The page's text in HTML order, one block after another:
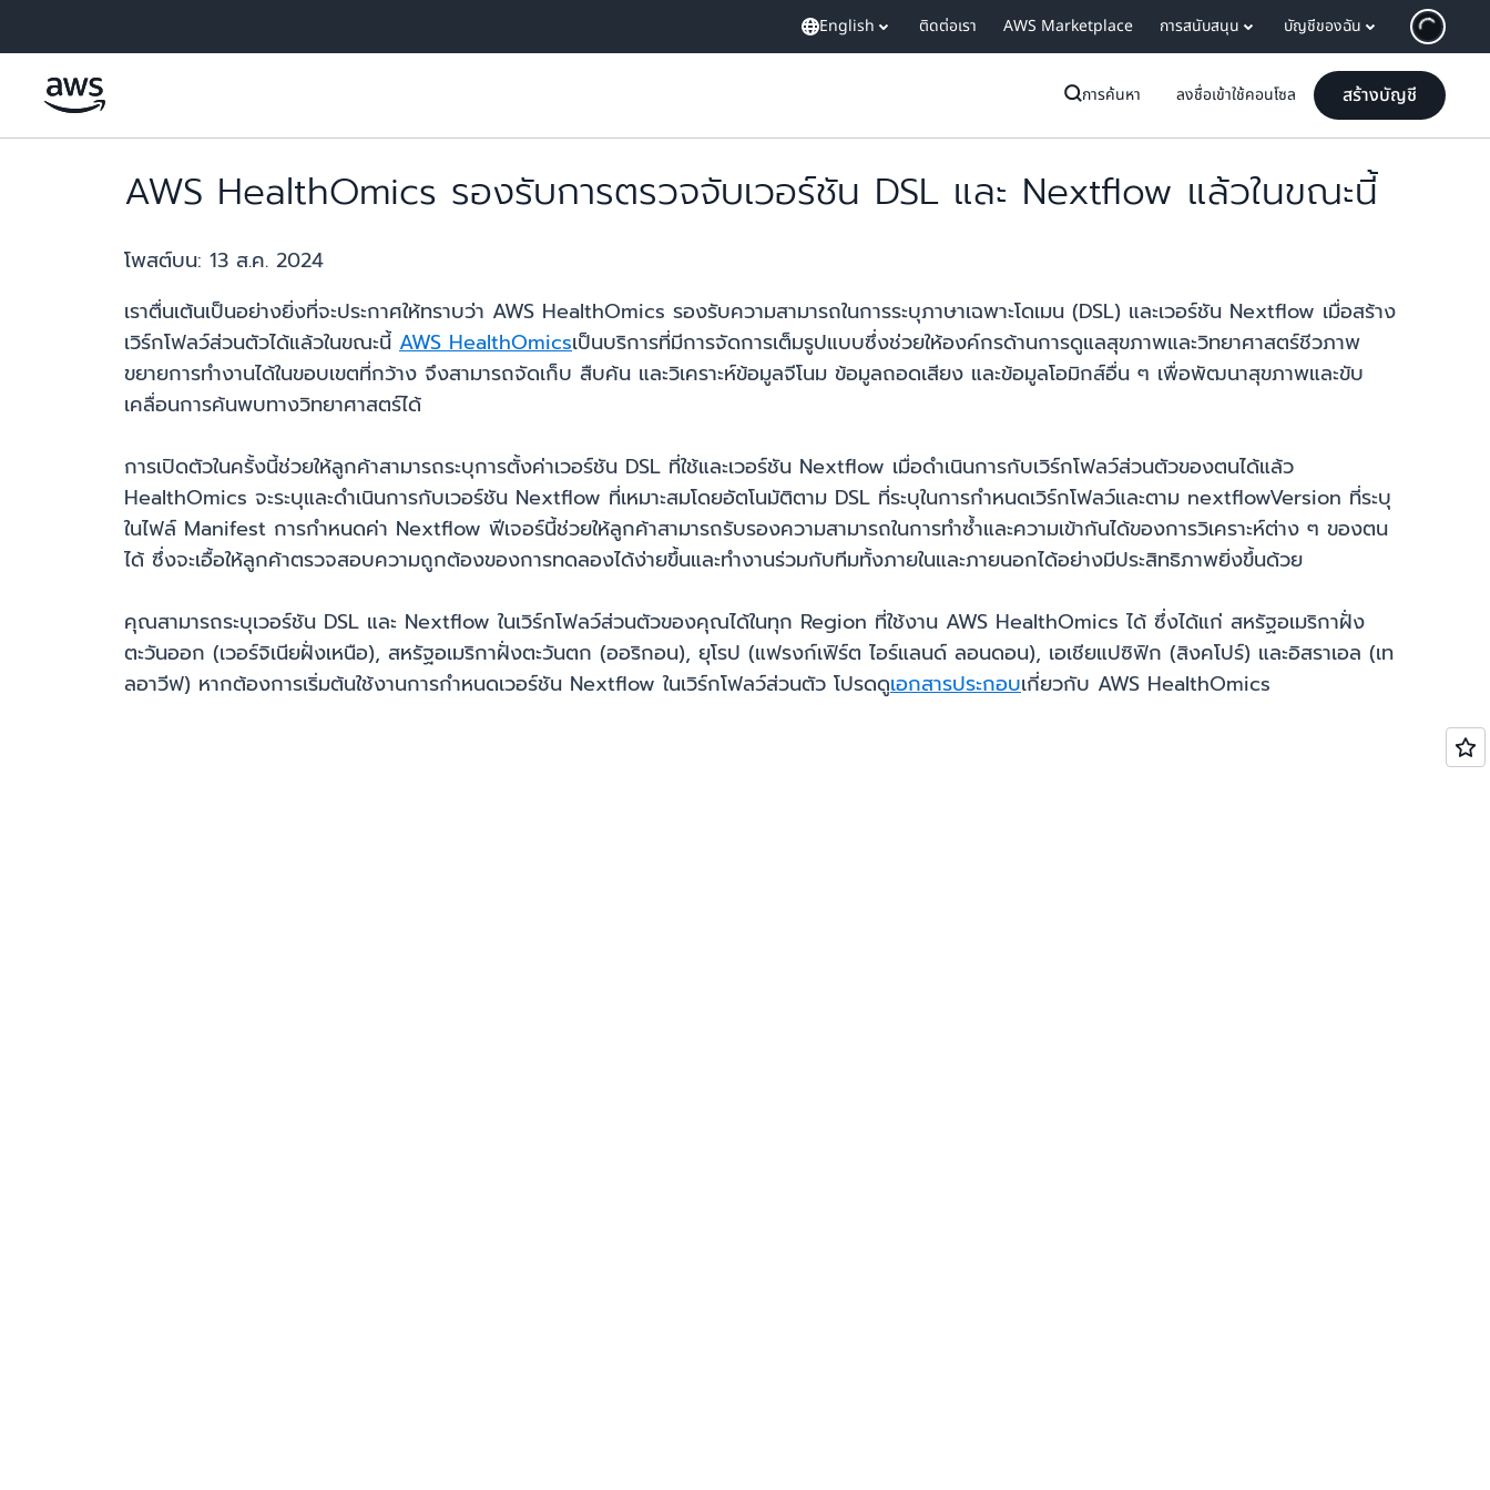
English ติดต่อเรา AWS Marketplace การสนับสนุน บัญชีของฉัน
การค้นหา ลงชื่อเข้าใช้คอนโซล สร้างบัญชี
AWS HealthOmics รองรับการตรวจจับเวอร์ชัน DSL และ Nextflow แล้วในขณะนี้
โพสต์บน: 13 ส.ค. 2024
เราตื่นเต้นเป็นอย่างยิ่งที่จะประกาศให้ทราบว่า AWS HealthOmics รองรับความสามารถในการระบุภาษาเฉพาะโดเมน (DSL) และเวอร์ชัน Nextflow เมื่อสร้าง
เวิร์กโฟลว์ส่วนตัวได้แล้วในขณะนี้ AWS HealthOmicsเป็นบริการที่มีการจัดการเต็มรูปแบบซึ่งช่วยให้องค์กรด้านการดูแลสุขภาพและวิทยาศาสตร์ชีวภาพ
ขยายการทำงานได้ในขอบเขตที่กว้าง จึงสามารถจัดเก็บ สืบค้น และวิเคราะห์ข้อมูลจีโนม ข้อมูลถอดเสียง และข้อมูลโอมิกส์อื่น ๆ เพื่อพัฒนาสุขภาพและขับ
เคลื่อนการค้นพบทางวิทยาศาสตร์ได้
การเปิดตัวในครั้งนี้ช่วยให้ลูกค้าสามารถระบุการตั้งค่าเวอร์ชัน DSL ที่ใช้และเวอร์ชัน Nextflow เมื่อดำเนินการกับเวิร์กโฟลว์ส่วนตัวของตนได้แล้ว
HealthOmics จะระบุและดำเนินการกับเวอร์ชัน Nextflow ที่เหมาะสมโดยอัตโนมัติตาม DSL ที่ระบุในการกำหนดเวิร์กโฟลว์และตาม nextflowVersion ที่ระบุ
ในไฟล์ Manifest การกำหนดค่า Nextflow ฟีเจอร์นี้ช่วยให้ลูกค้าสามารถรับรองความสามารถในการทำซ้ำและความเข้ากันได้ของการวิเคราะห์ต่าง ๆ ของตน
ได้ ซึ่งจะเอื้อให้ลูกค้าตรวจสอบความถูกต้องของการทดลองได้ง่ายขึ้นและทำงานร่วมกับทีมทั้งภายในและภายนอกได้อย่างมีประสิทธิภาพยิ่งขึ้นด้วย
คุณสามารถระบุเวอร์ชัน DSL และ Nextflow ในเวิร์กโฟลว์ส่วนตัวของคุณได้ในทุก Region ที่ใช้งาน AWS HealthOmics ได้ ซึ่งได้แก่ สหรัฐอเมริกาฝั่ง
ตะวันออก (เวอร์จิเนียฝั่งเหนือ), สหรัฐอเมริกาฝั่งตะวันตก (ออริกอน), ยุโรป (แฟรงก์เฟิร์ต ไอร์แลนด์ ลอนดอน), เอเชียแปซิฟิก (สิงคโปร์) และอิสราเอล (เท
ลอาวีฟ) หากต้องการเริ่มต้นใช้งานการกำหนดเวอร์ชัน Nextflow ในเวิร์กโฟลว์ส่วนตัว โปรดดูเอกสารประกอบเกี่ยวกับ AWS HealthOmics